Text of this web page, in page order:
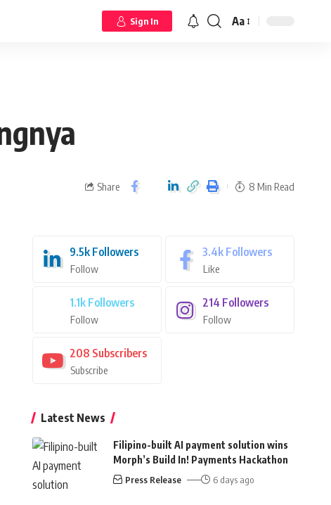
Sign In Aa
Share 8 Min Read
9.5k Followers
Follow
3.4k Followers
Like
1.1k Followers
Follow
214 Followers
Follow
208 Subscribers
Subscribe
Latest News
Filipino-built AI payment solution wins
Morph’s Build In! Payments Hackathon
Press Release 6 days ago